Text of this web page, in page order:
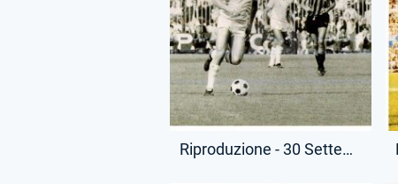
Riproduzione - 30 Settembre 1979 - Campionato Serie A - Inter-Lazio